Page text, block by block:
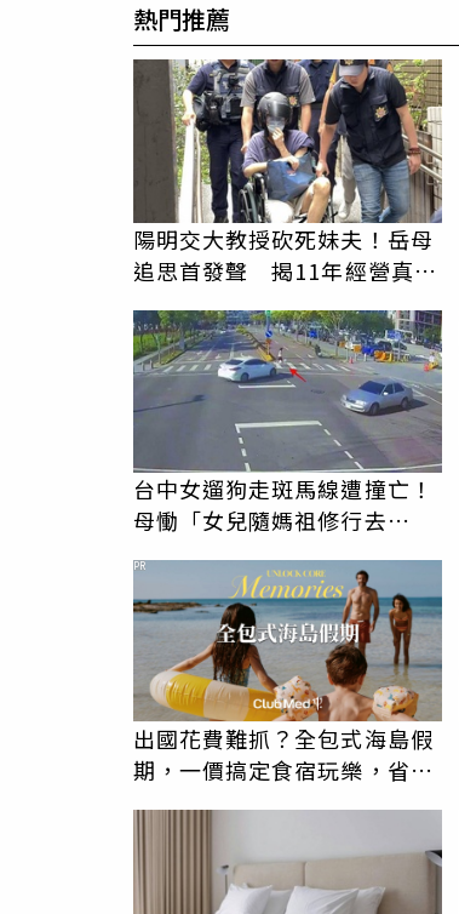
熱門推薦
陽明交大教授砍死妹夫！岳母
追思首發聲 揭11年經營真相
台中女遛狗走斑馬線遭撞亡！
母慟「女兒隨媽祖修行去
出國花費難抓？全包式海島假
期，一價搞定食宿玩樂，省錢
更省心！
PR